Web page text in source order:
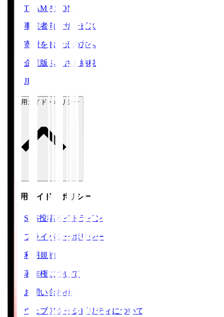
TEAM AS ONE
事業者向けサービス
寄附をお考えの方へ
企業版ふるさと納税
JFA
ご利用ガイド・ポリシー
ご利用ガイド・ポリシー
SNS投稿ガイドライン
プライバシーポリシー
利用規約
著作権について
お問い合わせ
ウェブアクセシビリティについて